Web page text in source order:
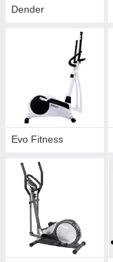
Dender
Evo Fitness